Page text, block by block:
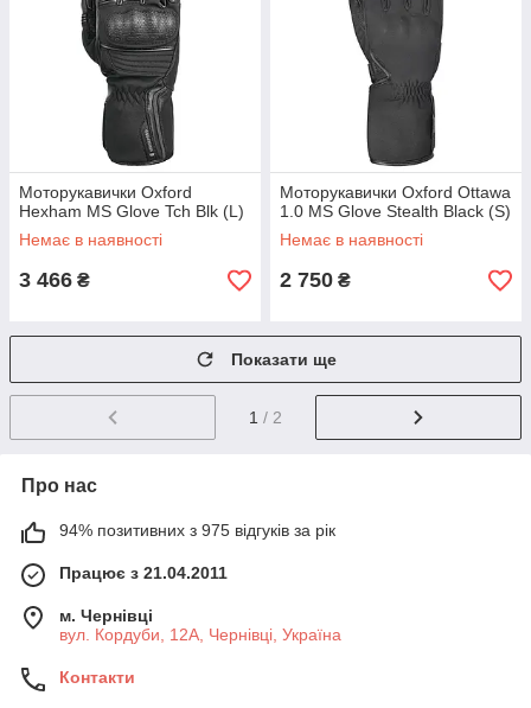
Моторукавички Oxford
Hexham MS Glove Tch Blk (L)
Немає в наявності
3 466 ₴
Моторукавички Oxford Ottawa
1.0 MS Glove Stealth Black (S)
Немає в наявності
2 750 ₴
Показати ще
1 / 2
Про нас
94% позитивних з 975 відгуків за рік
Працює з 21.04.2011
м. Чернівці
вул. Кордуби, 12А, Чернівці, Україна
Контакти